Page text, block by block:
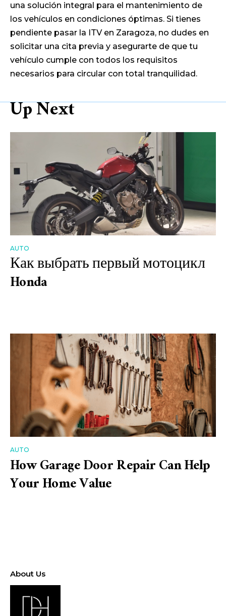
una solución integral para el mantenimiento de
los vehículos en condiciones óptimas. Si tienes
pendiente pasar la ITV en Zaragoza, no dudes en
solicitar una cita previa y asegurarte de que tu
vehículo cumple con todos los requisitos
necesarios para circular con total tranquilidad.
Up Next
AUTO
Как выбрать первый мотоцикл
Honda
AUTO
How Garage Door Repair Can Help
Your Home Value
About Us